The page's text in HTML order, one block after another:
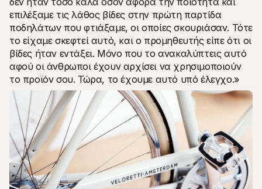
επιλέξαμε τις λάθος βίδες στην πρώτη παρτίδα
ποδηλάτων που φτιάξαμε, οι οποίες σκουριάσαν. Τότε
το είχαμε σκεφτεί αυτό, και ο προμηθευτής είπε ότι οι
βίδες ήταν εντάξει. Μόνο που το ανακαλύπτεις αυτό
αφού οι άνθρωποι έχουν αρχίσει να χρησιμοποιούν
το προϊόν σου. Τώρα, το έχουμε αυτό υπό έλεγχο.»